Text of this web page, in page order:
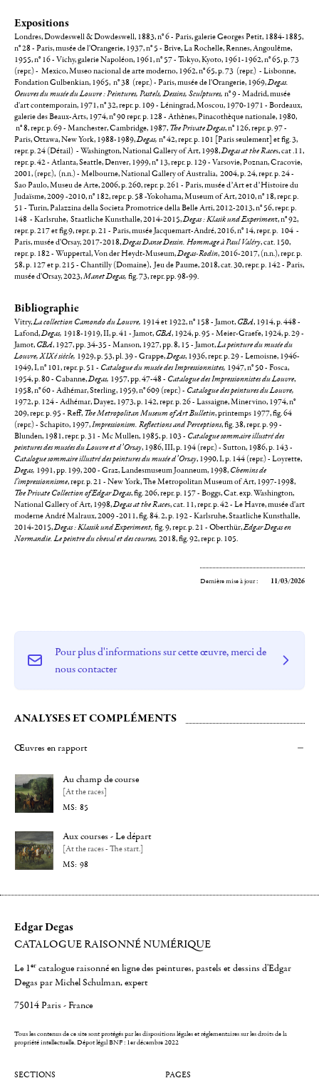
Expositions
Londres, Dowdeswell & Dowdeswell, 1883, n° 6 - Paris, galerie Georges Petit, 1884-1885,
n° 28 - Paris, musée de l'Orangerie, 1937, n° 5 - Brive, La Rochelle, Rennes, Angoulême,
1955, n° 16 - Vichy, galerie Napoléon, 1961, n° 57 - Tokyo, Kyoto, 1961-1962, n° 65, p. 73
(repr.) - Mexico, Museo nacional de arte moderno, 1962, n° 65, p. 73 (repr.) - Lisbonne,
Fondation Gulbenkian, 1965, n° 38 (repr.) - Paris, musée de l'Orangerie, 1969,Degas.
Oeuvres du musée du Louvre : Peintures, Pastels, Dessins, Sculptures, n° 9 - Madrid, musée
d'art contemporain, 1971, n° 32, repr. p. 109 - Léningrad, Moscou, 1970-1971 - Bordeaux,
galerie des Beaux-Arts, 1974, n° 90 repr. p. 128 - Athènes, Pinacothèque nationale, 1980,
n° 8, repr. p. 69 - Manchester, Cambridge, 1987, The Private Degas, n° 126, repr. p. 97 -
Paris, Ottawa, New York, 1988-1989,Degas, n° 42, repr. p. 101 [Paris seulement] et fig. 3,
repr. p. 24 (Détail) - Washington, National Gallery of Art, 1998,Degas at the Races, cat .11,
repr. p. 42 - Atlanta, Seattle, Denver, 1999, n° 13, repr. p. 129 - Varsovie, Poznan, Cracovie,
2001, (repr.), (n.n.) - Melbourne, National Gallery of Australia, 2004, p. 24, repr. p. 24 -
Sao Paulo, Museu de Arte, 2006, p. 260, repr. p. 261 - Paris, musée d’Art et d’Histoire du
Judaïsme, 2009 -2010, n° 182, repr. p. 58 -Yokohama, Museum of Art, 2010, n° 18, repr. p.
51 - Turin, Palazzina della Societa Promotrice della Belle Arti, 2012-2013, n° 56, repr. p.
148 - Karlsruhe, Staatliche Kunsthalle, 2014-2015,Degas : Klasik und Experiment, n° 92,
repr. p. 217 et fig.9, repr. p. 21 - Paris, musée Jacquemart-André, 2016, n° 14, repr. p. 104 -
Paris, musée d'Orsay, 2017-2018,Degas Danse Dessin. Hommage à Paul Valéry, cat. 150,
repr. p. 182 - Wuppertal, Von der Heydt-Museum,Degas-Rodin, 2016-2017, (n.n.), repr. p.
58, p. 127 et p. 215 - Chantilly (Domaine), Jeu de Paume, 2018, cat. 30, repr. p. 142 - Paris,
musée d'Orsay, 2023,Manet Degas, fig. 73, repr. pp. 98-99.
Bibliographie
Vitry,La collection Camondo du Louvre, 1914 et 1922, n° 158 - Jamot, GBA, 1914, p. 448 -
Lafond,Degas, 1918-1919, II, p. 41 - Jamot, GBA, 1924, p. 95 - Meier-Graefe, 1924, p. 29 -
Jamot, GBA, 1927, pp. 34-35 - Manson, 1927, pp. 8, 15 - Jamot,La peinture du musée du
Louvre, XIXé siècle, 1929, p. 53, pl. 39 - Grappe,Degas, 1936, repr. p. 29 - Lemoisne, 1946-
1949, I, n° 101, repr. p. 51 - Catalogue du musée des Impressionnistes, 1947, n° 50 - Fosca,
1954, p. 80 - Cabanne,Degas, 1957, pp. 47-48 - Catalogue des Impressionnistes du Louvre,
1958, n° 60 - Adhémar, Sterling, 1959, n° 609 (repr.) - Catalogue des peintures du Louvre,
1972, p. 124 - Adhémar, Dayez, 1973, p. 142, repr. p. 26 - Lassaigne, Minervino, 1974, n°
209, repr. p. 95 - Reff, The Metropolitan Museum of Art Bulletin, printemps 1977, fig. 64
(repr.) - Schapito, 1997,Impressionism. Reflections and Perceptions, fig. 38, repr. p. 99 -
Blunden, 1981, repr. p. 31 - Mc Mullen, 1985, p. 103 - Catalogue sommaire illustré des
peintures des musées du Louvre et d’Orsay, 1986, III, p. 194 (repr.) - Sutton, 1986, p. 143 -
Catalogue sommaire illustré des peintures du musée d’Orsay, 1990, I, p. 144 (repr.) - Loyrette,
Degas, 1991, pp. 199, 200 - Graz, Landesmuseum Joanneum, 1998, Chemins de
l'impressionnisme, repr. p. 21 - New York, The Metropolitan Museum of Art, 1997-1998,
The Private Collection of Edgar Degas, fig. 206, repr. p. 157 - Boggs, Cat. exp. Washington,
National Gallery of Art, 1998,Degas at the Races, cat. 11, repr. p. 42 - Le Havre, musée d'art
moderne André Malraux, 2009 -2011, fig. 84. 2, p. 192 - Karlsruhe, Staatliche Kunsthalle,
2014-2015,Degas : Klassik und Experiment, fig. 9, repr. p. 21 - Oberthür,Edgar Degas en
Normandie. Le peintre du cheval et des courses, 2018, fig. 92, repr. p. 105.
Dernière mise à jour : 11/03/2026
Pour plus d'informations sur cette œuvre, merci de
nous contacter
ANALYSES ET COMPLÉMENTS
Œuvres en rapport
Au champ de course
[At the races]
85
Aux courses - Le départ
[At the races - The start.]
98
Edgar Degas
CATALOGUE RAISONNÉ NUMÉRIQUE
Le 1er catalogue raisonné en ligne des peintures, pastels et dessins d'Edgar
Degas par Michel Schulman, expert
75014 Paris - France
Tous les contenus de ce site sont protégés par les dispositions légales et réglementaires sur les droits de la
propriété intellectuelle.Dépot légal BNF : 1er décembre 2022
SECTIONS PAGES